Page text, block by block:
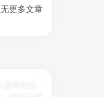
无更多文章